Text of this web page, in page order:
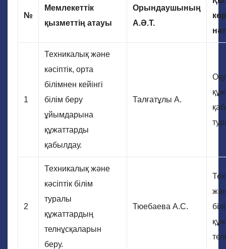
№
Мемлекеттік
қызметтің атауы
Орындаушының
А.Ә.Т.
1
Техникалық және
кәсіптік, орта
білімнен кейінгі
білім беру
ұйымдарына
құжаттарды
қабылдау.
Талғатұлы А.
2
Техникалық және
кәсіптік білім
туралы
құжаттардың
телнұсқаларын
беру.
Тюебаева А.С.